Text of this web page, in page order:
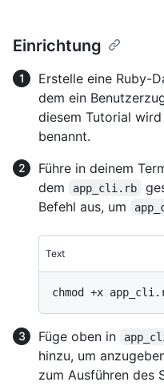
Einrichtung
Erstelle eine Ruby-
dem ein
diesem Tutorial
benannt.
Führe in deinem
dem
app_cli.rb
Befehl aus, um
Text
Füge oben in
hinzu, um
zum Ausführen des